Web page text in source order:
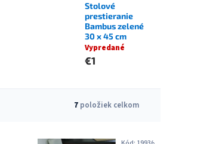
Stolové
prestieranie
Bambus zelené
30 x 45 cm
Vypredané
€1
7 položiek celkom